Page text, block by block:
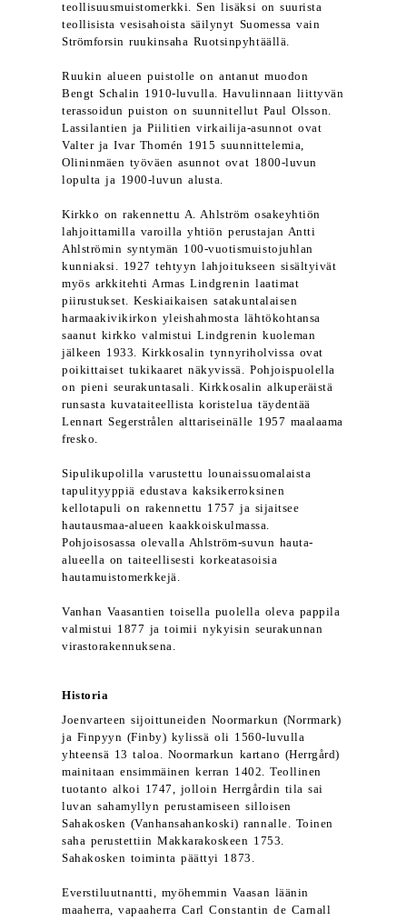
teollisuusmuistomerkki. Sen lisäksi on suurista
teollisista vesisahoista säilynyt Suomessa vain
Strömforsin ruukinsaha Ruotsinpyhtäällä.
Ruukin alueen puistolle on antanut muodon
Bengt Schalin 1910-luvulla. Havulinnaan liittyvän
terassoidun puiston on suunnitellut Paul Olsson.
Lassilantien ja Piilitien virkailija-asunnot ovat
Valter ja Ivar Thomén 1915 suunnittelemia,
Olininmäen työväen asunnot ovat 1800-luvun
lopulta ja 1900-luvun alusta.
Kirkko on rakennettu A. Ahlström osakeyhtiön
lahjoittamilla varoilla yhtiön perustajan Antti
Ahlströmin syntymän 100-vuotismuistojuhlan
kunniaksi. 1927 tehtyyn lahjoitukseen sisältyivät
myös arkkitehti Armas Lindgrenin laatimat
piirustukset. Keskiaikaisen satakuntalaisen
harmaakivikirkon yleishahmosta lähtökohtansa
saanut kirkko valmistui Lindgrenin kuoleman
jälkeen 1933. Kirkkosalin tynnyriholvissa ovat
poikittaiset tukikaaret näkyvissä. Pohjoispuolella
on pieni seurakuntasali. Kirkkosalin alkuperäistä
runsasta kuvataiteellista koristelua täydentää
Lennart Segerstrålen alttariseinälle 1957 maalaama
fresko.
Sipulikupolilla varustettu lounaissuomalaista
tapulityyppiä edustava kaksikerroksinen
kellotapuli on rakennettu 1757 ja sijaitsee
hautausmaa-alueen kaakkoiskulmassa.
Pohjoisosassa olevalla Ahlström-suvun hauta-
alueella on taiteellisesti korkeatasoisia
hautamuistomerkkejä.
Vanhan Vaasantien toisella puolella oleva pappila
valmistui 1877 ja toimii nykyisin seurakunnan
virastorakennuksena.
Historia
Joenvarteen sijoittuneiden Noormarkun (Norrmark)
ja Finpyyn (Finby) kylissä oli 1560-luvulla
yhteensä 13 taloa. Noormarkun kartano (Herrgård)
mainitaan ensimmäinen kerran 1402. Teollinen
tuotanto alkoi 1747, jolloin Herrgårdin tila sai
luvan sahamyllyn perustamiseen silloisen
Sahakosken (Vanhansahankoski) rannalle. Toinen
saha perustettiin Makkarakoskeen 1753.
Sahakosken toiminta päättyi 1873.
Everstiluutnantti, myöhemmin Vaasan läänin
maaherra, vapaaherra Carl Constantin de Carnall